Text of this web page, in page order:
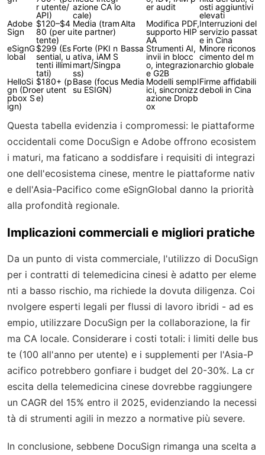
r utente/
API)
azione CA lo
cale)
er audit
osti aggiuntivi
elevati
Adobe
Sign
$120–$4
80 (per u
tente)
Media (tram
ite partner)
Alta
Modifica PDF,
supporto HIP
AA
Interruzioni del
servizio passat
e in Cina
eSignG
lobal
$299 (Es
sential, u
tenti illimi
tati)
Forte (PKI n
ativa, iAM S
mart/Singpa
ss)
Bassa Strumenti AI,
invii in blocc
o, integrazion
e G2B
Minore riconos
cimento del m
archio globale
HelloSi
gn (Dro
pbox S
ign)
$180+ (p
er utent
e)
Base (focus
su ESIGN)
Media Modelli sempl
ici, sincronizz
azione Dropb
ox
Firme affidabili
deboli in Cina
Questa tabella evidenzia i compromessi: le piattaforme
occidentali come DocuSign e Adobe offrono ecosistem
i maturi, ma faticano a soddisfare i requisiti di integrazi
one dell'ecosistema cinese, mentre le piattaforme nativ
e dell'Asia-Pacifico come eSignGlobal danno la priorità
alla profondità regionale.
Implicazioni commerciali e migliori pratiche
Da un punto di vista commerciale, l'utilizzo di DocuSign
per i contratti di telemedicina cinesi è adatto per eleme
nti a basso rischio, ma richiede la dovuta diligenza. Coi
nvolgere esperti legali per flussi di lavoro ibridi - ad es
empio, utilizzare DocuSign per la collaborazione, la fir
ma CA locale. Considerare i costi totali: i limiti delle bus
te (100 all'anno per utente) e i supplementi per l'Asia-P
acifico potrebbero gonfiare i budget del 20-30%. La cr
escita della telemedicina cinese dovrebbe raggiungere
un CAGR del 15% entro il 2025, evidenziando la necessi
tà di strumenti agili in mezzo a normative più severe.
In conclusione, sebbene DocuSign rimanga una scelta a